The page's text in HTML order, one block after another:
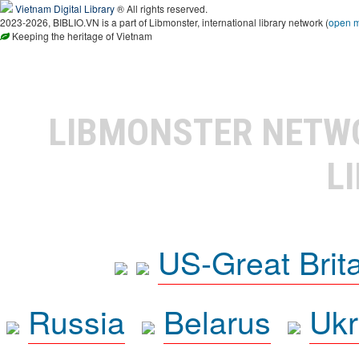
Vietnam Digital Library® All rights reserved.
2023-2026, BIBLIO.VN is a part of Libmonster, international library network (open
Keeping the heritage of Vietnam
LIBMONSTER
US-Great
Russia
Belarus